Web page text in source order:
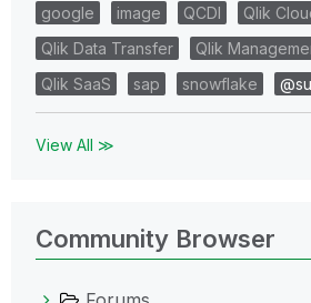
google
image QCDI
Qlik
Qlik Data Transfer
Qlik
Qlik SaaS
sap snowflake
View All ≫
Community Browser